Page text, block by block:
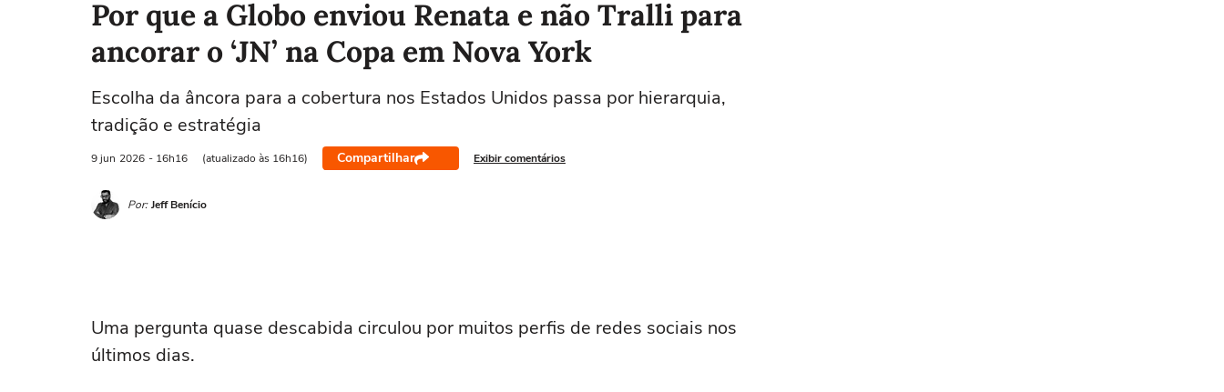
Por que a Globo enviou Renata e não Tralli para
ancorar o ‘JN’ na Copa em Nova York
Escolha da âncora para a cobertura nos Estados Unidos passa por hierarquia,
tradição e estratégia
9 jun 2026 - 16h16 (atualizado às 16h16) Compartilhar Exibir comentários
Por: Jeff Benício
Uma pergunta quase descabida circulou por muitos perfis de redes sociais nos
últimos dias.